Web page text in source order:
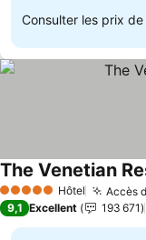
Consulter les prix de
5 Étoiles Hôtel Accès
The Venetian
9,1 Excellent 193 671